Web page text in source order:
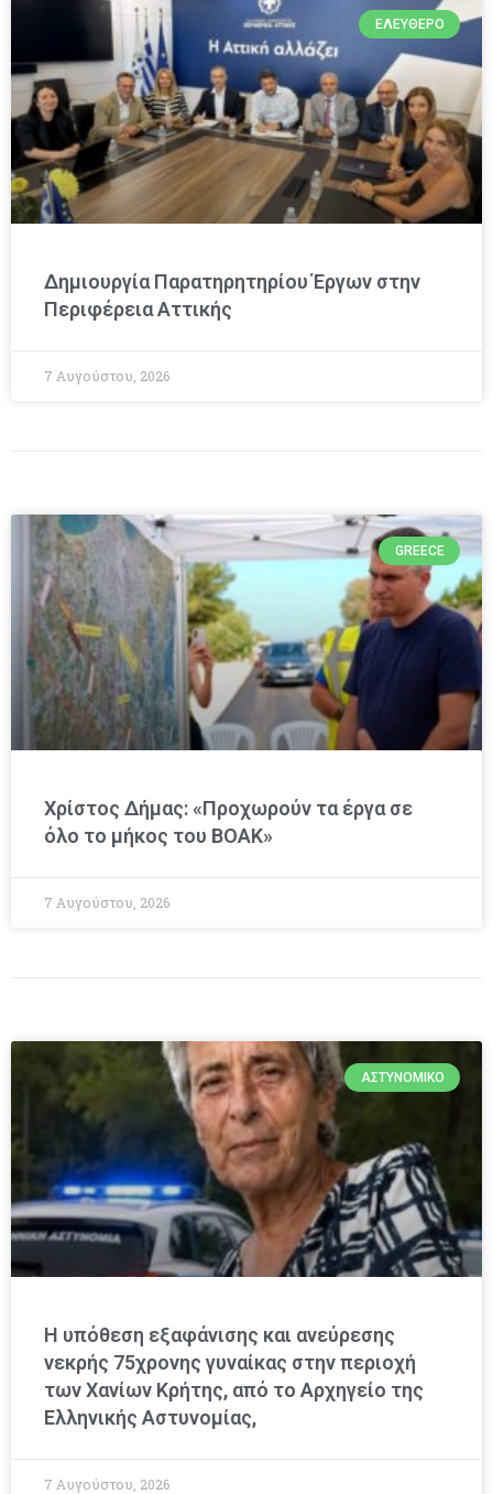
ΕΛΕΎΘΕΡΟ
Δημιουργία Παρατηρητηρίου Έργων στην
Περιφέρεια Αττικής
7 Αυγούστου, 2026
GREECE
Χρίστος Δήμας: «Προχωρούν τα έργα σε
όλο το μήκος του ΒΟΑΚ»
7 Αυγούστου, 2026
ΑΣΤΥΝΟΜΙΚΌ
Η υπόθεση εξαφάνισης και ανεύρεσης
νεκρής 75χρονης γυναίκας στην περιοχή
των Χανίων Κρήτης, από το Αρχηγείο της
Ελληνικής Αστυνομίας,
7 Αυγούστου, 2026